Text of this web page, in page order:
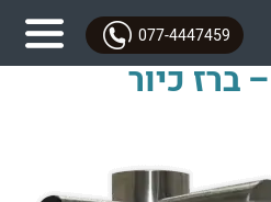
077-4447459
ברז כיור